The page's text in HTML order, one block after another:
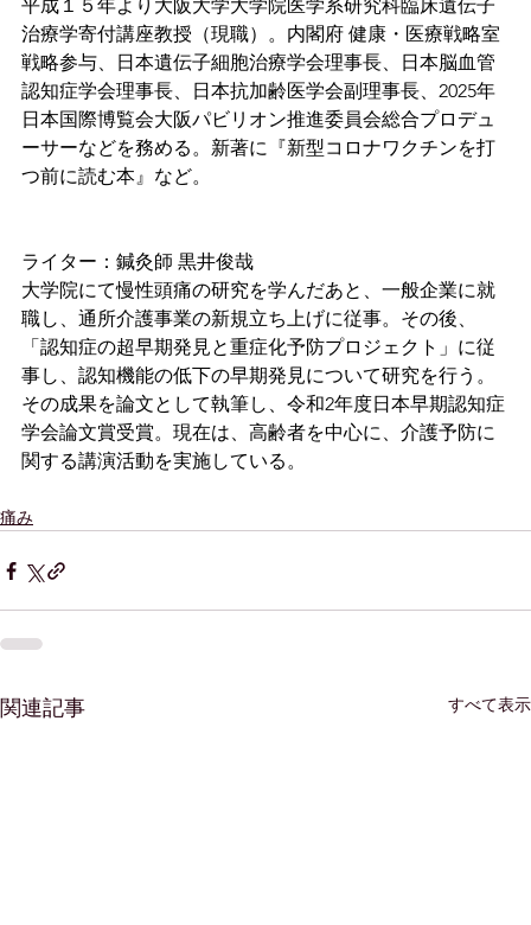
平成１５年より大阪大学大学院医学系研究科臨床遺伝子
治療学寄付講座教授（現職）。内閣府 健康・医療戦略室
戦略参与、日本遺伝子細胞治療学会理事長、日本脳血管
認知症学会理事長、日本抗加齢医学会副理事長、2025年
日本国際博覧会大阪パビリオン推進委員会総合プロデュ
ーサーなどを務める。新著に『新型コロナワクチンを打
つ前に読む本』など。
ライター：鍼灸師 黒井俊哉
大学院にて慢性頭痛の研究を学んだあと、一般企業に就
職し、通所介護事業の新規立ち上げに従事。その後、
「認知症の超早期発見と重症化予防プロジェクト」に従
事し、認知機能の低下の早期発見について研究を行う。
その成果を論文として執筆し、令和2年度日本早期認知症
学会論文賞受賞。現在は、高齢者を中心に、介護予防に
関する講演活動を実施している。
痛み
関連記事 すべて表示